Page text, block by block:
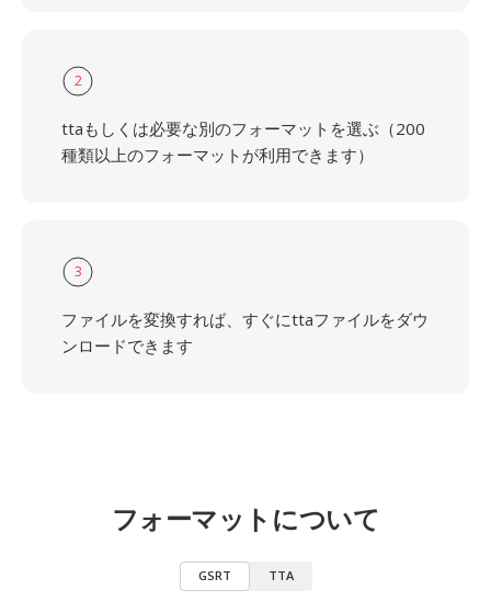
2
ttaもしくは必要な別のフォーマットを選ぶ（200
種類以上のフォーマットが利用できます）
3
ファイルを変換すれば、すぐにttaファイルをダウ
ンロードできます
フォーマットについて
GSRT TTA